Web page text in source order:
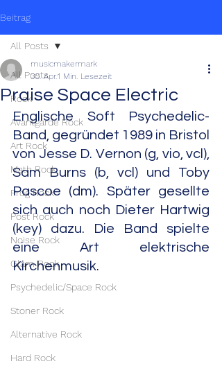
Beitrag
All Posts
Rock
Avantgarde Rock
Art Rock
Math Rock
Prog Rock
Post Rock
Noise Rock
Glam Rock
Psychedelic/Space Rock
Stoner Rock
Alternative Rock
Hard Rock
All Posts
Praise Space Electric
musicmakermark
30. Apr.1 Min. Lesezeit
Englische Soft Psychedelic-
Band, gegründet 1989 in Bristol
von Jesse D. Vernon (g, vio, vcl),
Sam Burns (b, vcl) und Toby
Pascoe (dm). Später gesellte
sich auch noch Dieter Hartwig
(key) dazu. Die Band spielte
eine Art elektrische
Kirchenmusik.